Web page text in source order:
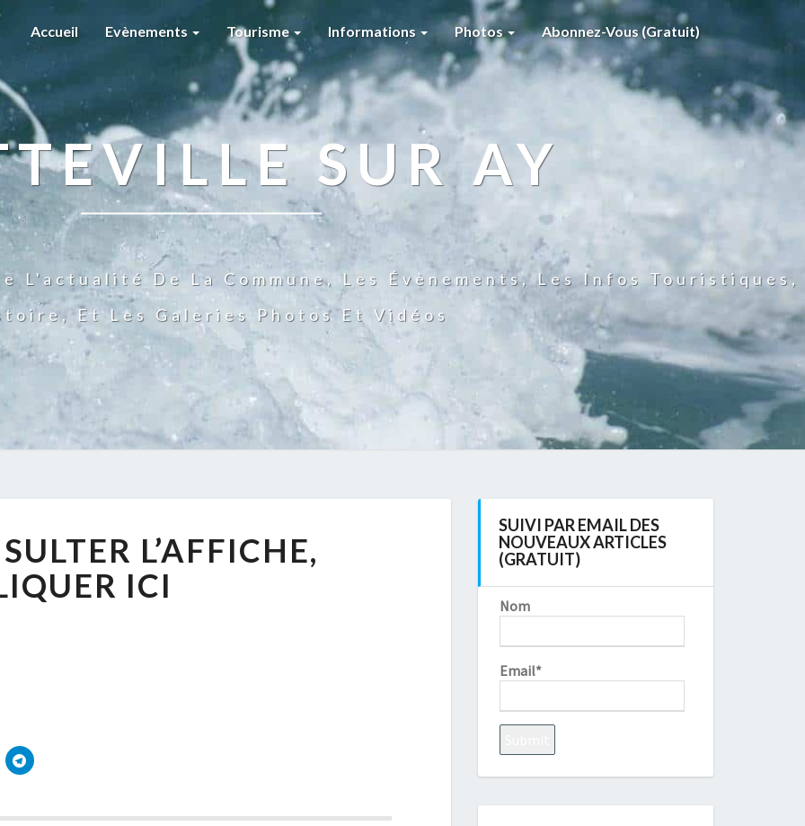
Accueil Evènements Tourisme Informations Photos Abonnez-Vous (gratuit)
SUR AY
L'actualité De La Commune, Les Évènements, Les Infos Touristiques,
Et Les Galeries Photos Et Vidéos
CONSULTER
L’AFFICHE,
CLIQUER
L’AFFICHE,
ICI
SUIVI PAR EMAIL DES
NOUVEAUX ARTICLES
(GRATUIT)
Nom
Email*